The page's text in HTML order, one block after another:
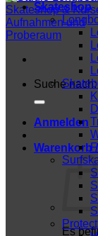
Suche nach:
Anmelden
Warenkorb
Es
Skateshop